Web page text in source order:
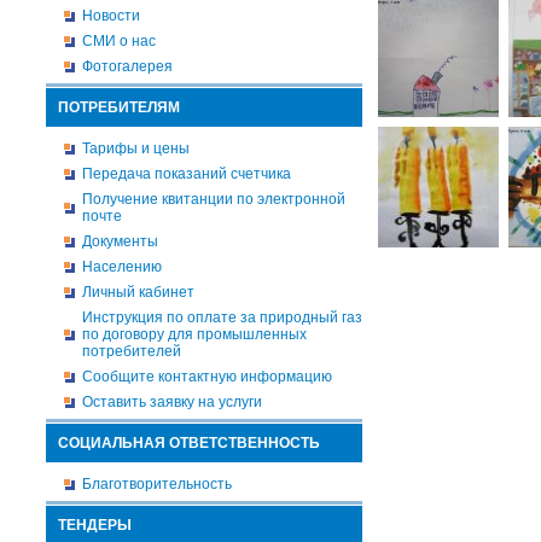
Новости
СМИ о нас
Фотогалерея
ПОТРЕБИТЕЛЯМ
Тарифы и цены
Передача показаний счетчика
Получение квитанции по электронной
почте
Документы
Населению
Личный кабинет
Инструкция по оплате за природный газ
по договору для промышленных
потребителей
Сообщите контактную информацию
Оставить заявку на услуги
СОЦИАЛЬНАЯ ОТВЕТСТВЕННОСТЬ
Благотворительность
ТЕНДЕРЫ